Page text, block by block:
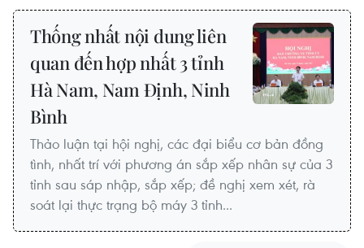
Thống nhất nội dung liên
quan đến hợp nhất 3 tỉnh
Hà Nam, Nam Định, Ninh
Bình
Thảo luận tại hội nghị, các đại biểu cơ bản đồng
tình, nhất trí với phương án sắp xếp nhân sự của 3
tỉnh sau sáp nhập, sắp xếp; đề nghị xem xét, rà
soát lại thực trạng bộ máy 3 tỉnh...